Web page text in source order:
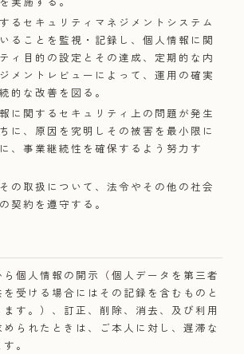
るセキュリティマネジメントシステム
ることを監視・記録し、個人情報に関
ィ目的の設定とその達成、定期的な内
メントレビューによって、運用の確実
的な改善を図る。
に関するセキュリティ上の問題が発生
に、原因を究明しその被害を最小限に
、事業継続性を確保するよう努力す
の取扱について、法令やその他の社会
契約を遵守する。
個人情報の開示（個人データを第三者
受ける場合にはその記録を含むものと
ます。）、訂正、削除、消去、及び利用
られたときは、ご本人に対し、遅滞な
。